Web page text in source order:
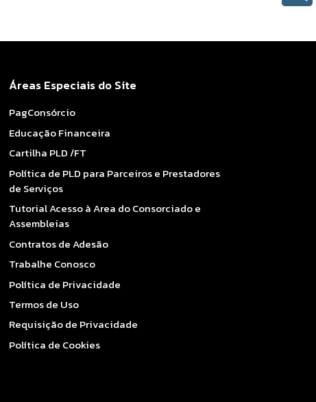
Áreas Especiais do Site
PagConsórcio
Educação Financeira
Cartilha PLD /FT
Política de PLD para Parceiros e Prestadores
de Serviços
Tutorial Acesso à Area do Consorciado e
Assembleias
Contratos de Adesão
Trabalhe Conosco
Política de Privacidade
Termos de Uso
Requisição de Privacidade
Política de Cookies